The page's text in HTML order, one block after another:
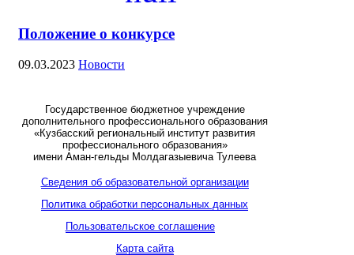
Положение о конкурсе
09.03.2023 Новости
Государственное бюджетное учреждение
дополнительного профессионального образования
«Кузбасский региональный институт развития
профессионального образования»
имени Аман-гельды Молдагазыевича Тулеева
Сведения об образовательной организации
Политика обработки персональных данных
Пользовательское соглашение
Карта сайта